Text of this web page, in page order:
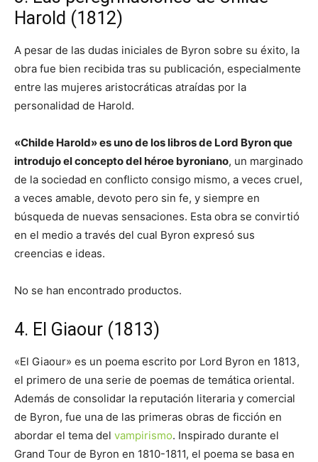
Harold (1812)
A pesar de las dudas iniciales de Byron sobre su éxito, la
obra fue bien recibida tras su publicación, especialmente
entre las mujeres aristocráticas atraídas por la
personalidad de Harold.
«Childe Harold» es uno de los libros de Lord Byron que
introdujo el concepto del héroe byroniano, un marginado
de la sociedad en conflicto consigo mismo, a veces cruel,
a veces amable, devoto pero sin fe, y siempre en
búsqueda de nuevas sensaciones. Esta obra se convirtió
en el medio a través del cual Byron expresó sus
creencias e ideas.
No se han encontrado productos.
4. El Giaour (1813)
«El Giaour» es un poema escrito por Lord Byron en 1813,
el primero de una serie de poemas de temática oriental.
Además de consolidar la reputación literaria y comercial
de Byron, fue una de las primeras obras de ficción en
abordar el tema del vampirismo. Inspirado durante el
Grand Tour de Byron en 1810-1811, el poema se basa en